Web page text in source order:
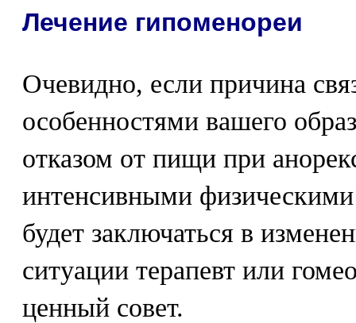
Лечение гипоменореи
Очевидно, если причина
особенностями вашего
отказом от пищи при
интенсивными физическими
будет заключаться в
ситуации терапевт или
ценный совет.